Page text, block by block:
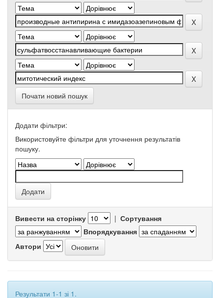
Почати новий пошук
Додати фільтри:
Використовуйте фільтри для уточнення результатів
пошуку.
Вивести на сторінку | Сортування
Впорядкування
Автори
Результати 1-1 зі 1.